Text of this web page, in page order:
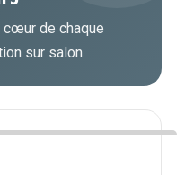
de chaque
sur salon.